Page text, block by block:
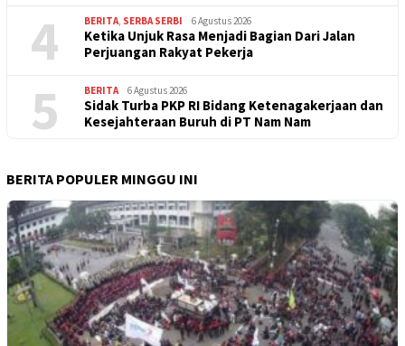
4 BERITA, SERBA SERBI 6 Agustus 2026
Ketika Unjuk Rasa Menjadi Bagian Dari Jalan
Perjuangan Rakyat Pekerja
5 BERITA 6 Agustus 2026
Sidak Turba PKP RI Bidang Ketenagakerjaan dan
Kesejahteraan Buruh di PT Nam Nam
BERITA POPULER MINGGU INI